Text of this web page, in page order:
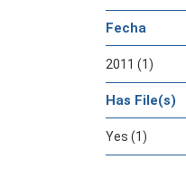
Fecha
2011 (1)
Has File(s)
Yes (1)